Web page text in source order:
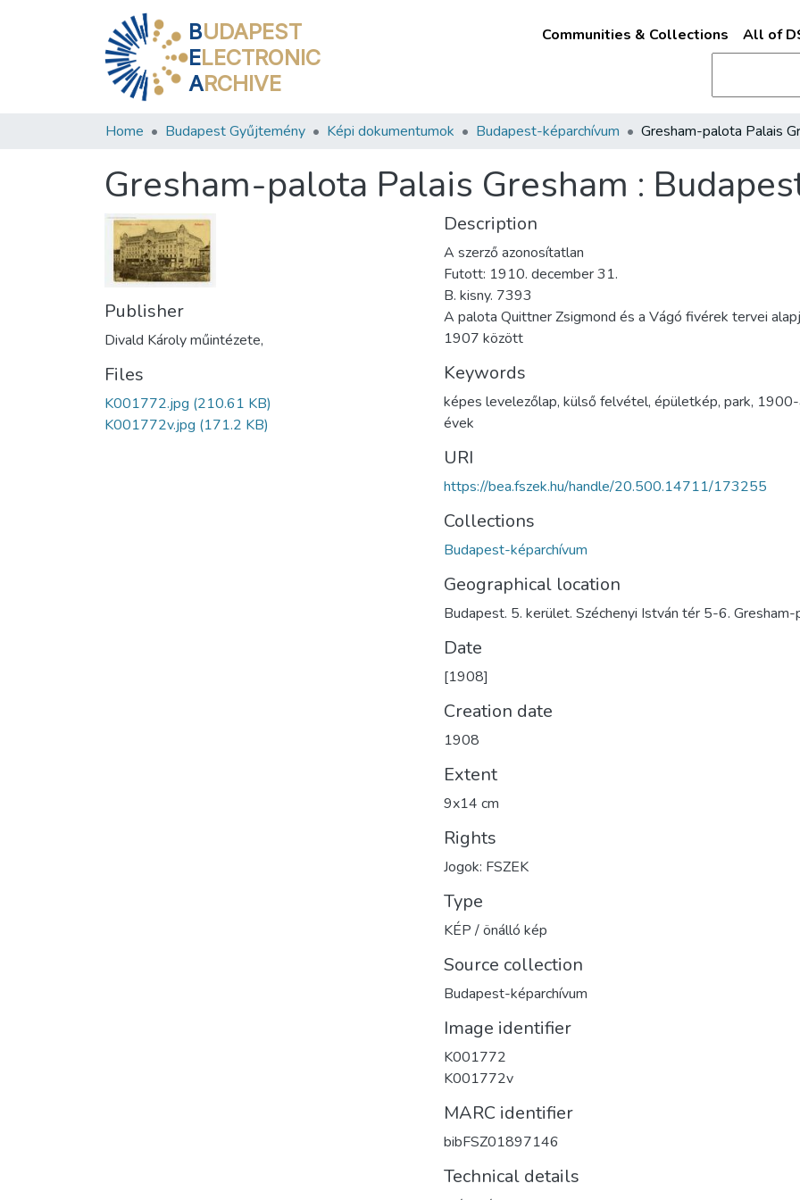
BUDAPEST
ELECTRONIC
ARCHIVE
Communities & Collections All of
Home Budapest Gyűjtemény Képi dokumentumok Budapest-képarchívum
Gresham-palota Palais Gresham :
Publisher
Divald Károly műintézete,
Files
K001772.jpg (210.61 KB)
K001772v.jpg (171.2 KB)
Description
A szerző azonosítatlan
Futott: 1910. december 31.
B. kisny. 7393
A palota Quittner Zsigmond és a Vágó fivérek tervei
1907 között
Keywords
képes levelezőlap, külső felvétel, épületkép, park,
évek
URI
https://bea.fszek.hu/handle/20.500.14711/173255
Collections
Budapest-képarchívum
Geographical location
Budapest. 5. kerület. Széchenyi István tér 5-6. Gresham-
Date
[1908]
Creation date
1908
Extent
9x14 cm
Rights
Jogok: FSZEK
Type
KÉP / önálló kép
Source collection
Budapest-képarchívum
Image identifier
K001772
K001772v
MARC identifier
bibFSZ01897146
Technical details